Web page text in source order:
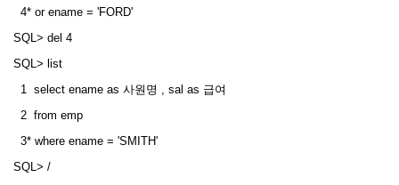
4* or ename = 'FORD'
SQL> del 4
SQL> list
1 select ename as 사원명 , sal as 급여
2 from emp
3* where ename = 'SMITH'
SQL> /